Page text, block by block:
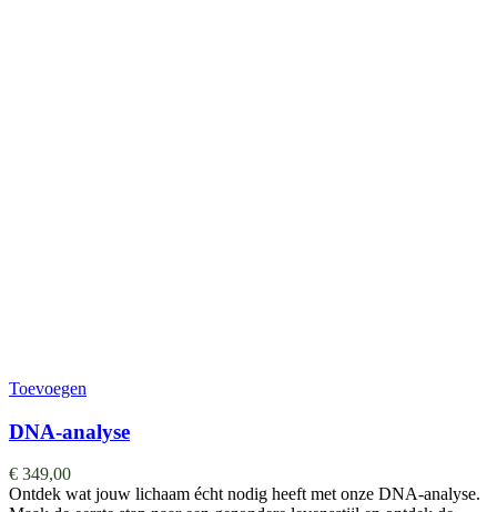
Toevoegen
DNA-analyse
€ 349,00
Ontdek wat jouw lichaam écht nodig heeft met onze DNA-analyse.